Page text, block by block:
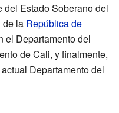
del Estado Soberano del
de la República de
el Departamento del
de Cali, y finalmente,
Departamento del